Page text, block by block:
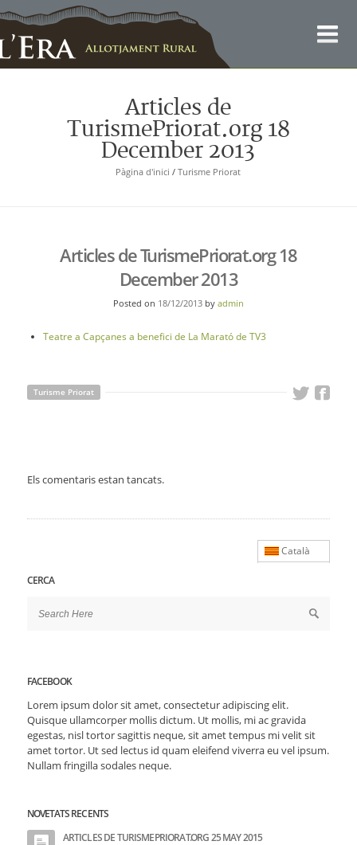
Articles de
TurismePriorat.org 18
December 2013
Pàgina d'inici /Turisme Priorat
Articles de TurismePriorat.org 18
December 2013
Posted on 18/12/2013 by admin
Teatre a Capçanes a benefici de La Marató de TV3
Turisme Priorat
Els comentaris estan tancats.
Català
CERCA
FACEBOOK
Lorem ipsum dolor sit amet, consectetur adipiscing elit.
Quisque ullamcorper mollis dictum. Ut mollis, mi ac gravida
egestas, nisl tortor sagittis neque, sit amet tempus mi velit sit
amet tortor. Ut sed lectus id quam eleifend viverra eu vel ipsum.
Nullam fringilla sodales neque.
NOVETATS RECENTS
ARTICLES DE TURISMEPRIORAT.ORG 25 MAY 2015